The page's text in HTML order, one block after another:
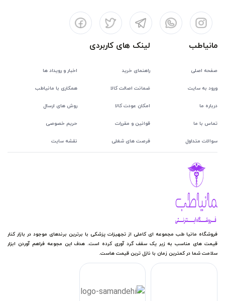
مانیاطب
صفحه اصلی
ورود به سایت
درباره ما
تماس با ما
سوالات متداول
لینک های کاربردی
راهنمای خرید اخبار و رویداد ها
ضمانت اصالت کالا همکاری با مانیاطب
امکان عودت کالا روش های ارسال
قوانین و مقررات حریم خصوصی
فرصت های شغلی نقشه سایت
فروشگاه مانیا طب مجموعه ای کاملی از تجهیزات پزشکی با برترین برندهای موجود در بازار کنار
قیمت های مناسب به زیر یک سقف گرد آوری کرده است. هدف این مجوعه فراهم آوردن ابزار
سلامت شما در کمترین زمان با نازل ترین قیمت هاست.